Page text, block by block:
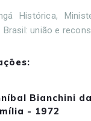
Histórica,
Brasil: união e
Bianchini
- 1972